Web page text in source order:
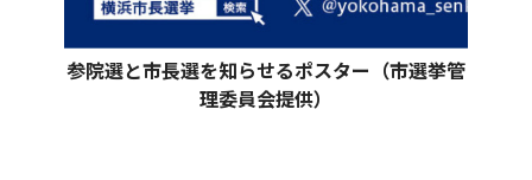
参院選と市長選を知らせるポスター（市選挙管
理委員会提供）